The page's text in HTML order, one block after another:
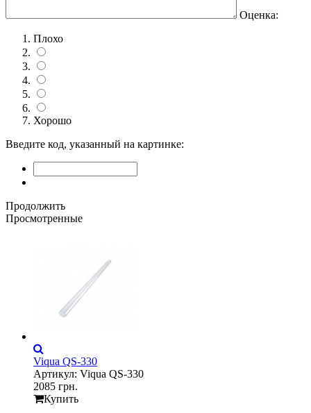
Оценка:
Плохо
Хорошо
Введите код, указанный на картинке:
Продолжить
Просмотренные
Viqua QS-330
Артикул: Viqua QS-330
2085 грн.
Купить